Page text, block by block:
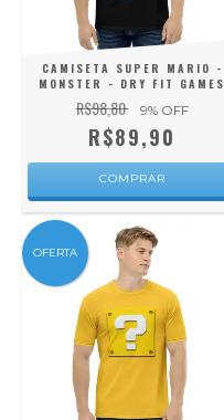
CAMISETA SUPER MARIO -
MONSTER - DRY FIT GAMES
R$98,80 9% OFF
R$89,90
COMPRAR
OFERTA